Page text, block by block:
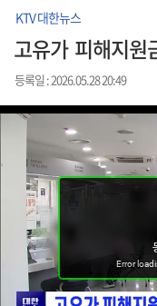
KTV 대한뉴스
고유가 피해지
등록일 : 2026.05.28 20:49